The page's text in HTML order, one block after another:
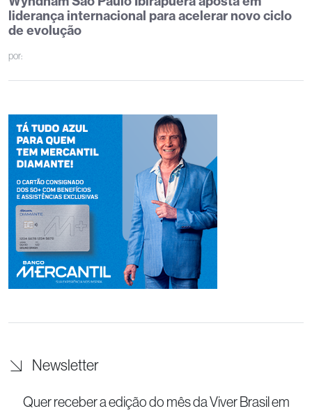
liderança internacional para acelerar novo ciclo
de evolução
por:
Newsletter
Quer receber a edição do mês da Viver Brasil em